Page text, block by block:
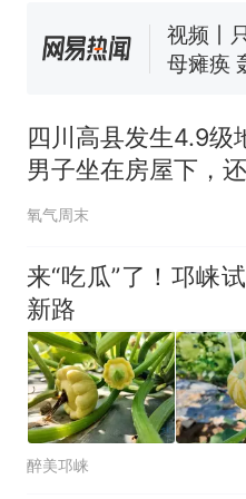
了……
视频丨
母瘫痪
电力部
台风"白
大风力
十
四川高县发生4.9级
男子坐在房屋下，
得快逃过一劫
氧气周末
来“吃瓜”了！邛崃
新路
醉美邛崃